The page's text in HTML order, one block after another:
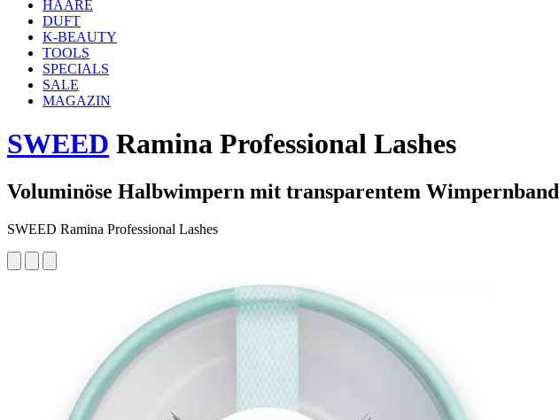
HAARE
DUFT
K-BEAUTY
TOOLS
SPECIALS
SALE
MAGAZIN
SWEED Ramina Professional Lashes
Voluminöse Halbwimpern mit transparentem Wimpernband
SWEED Ramina Professional Lashes